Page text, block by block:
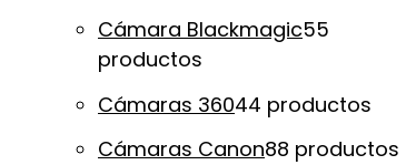
Cámara Blackmagic55
productos
Cámaras 36044 productos
Cámaras Canon88 productos